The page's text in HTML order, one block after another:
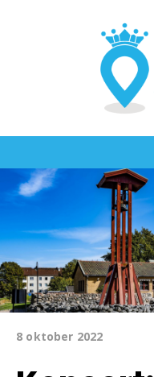
8 oktober 2022